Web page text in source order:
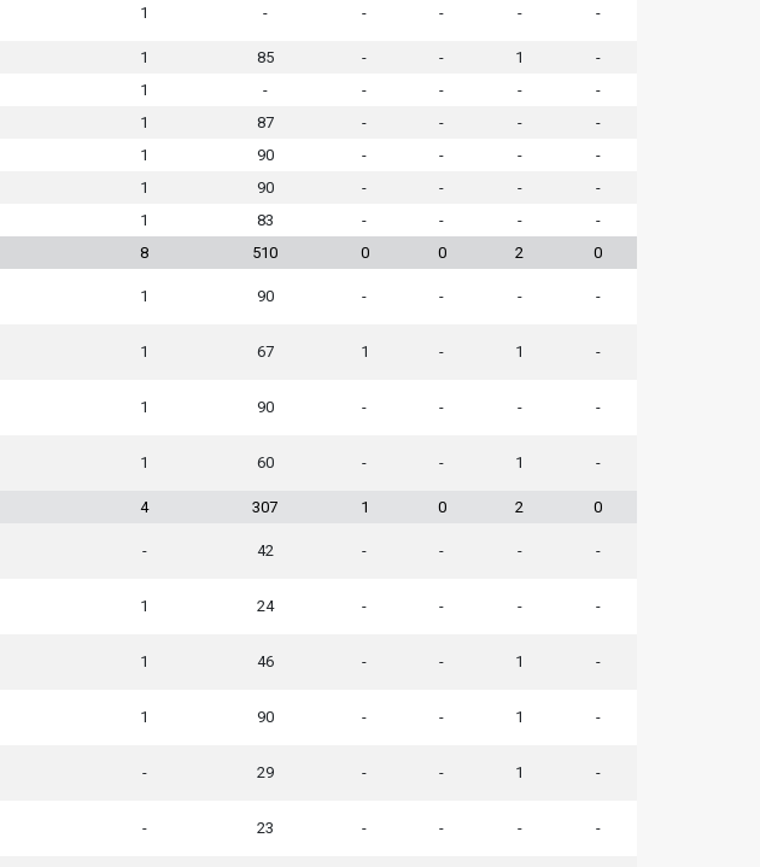
1 - - - - -
1 85 - - 1
-
1 - - - -
-
1 87 - - -
-
1 90 - - -
-
1 90 - - -
-
1 83 - - -
-
8 510 0 0 2 0
1 90 - - - -
1 67 1 - 1 -
1 90 - - - -
1 60 - - 1 -
4 307 1 0 2 0
- 42 - - - -
1 24 - - - -
1 46 - - 1 -
1 90 - - 1 -
- 29 - - 1 -
- 23 - - - -